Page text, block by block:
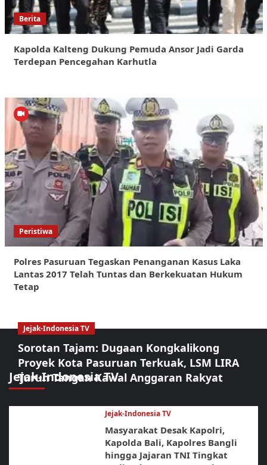
Berita
Kapolda Kalteng Dukung Pemuda Ansor Jadi Garda
Terdepan Pencegahan Karhutla
Peristiwa
Polres Pasuruan Tegaskan Penanganan Kasus Laka
Lantas 2017 Telah Tuntas dan Berkekuatan Hukum
Tetap
Jejak-Indonesia TV
Jejak-Indonesia TV
Sorotan Tajam: Dugaan Kongkalikong
Proyek Kota Pasuruan Terkuak, LSM LIRA
Turun Tangan Kawal Anggaran Rakyat
Jejak-Indonesia TV
Masyarakat Desak Kapolri,
Kapolda Bali, Kapolres Bangli
hingga Jajaran TNI Tingkat